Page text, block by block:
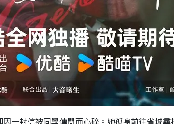
一封信被同學傳閱而心碎。她孤身前往省城